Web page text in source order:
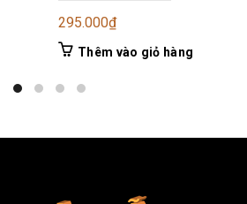
295.000₫
Thêm vào giỏ hàng